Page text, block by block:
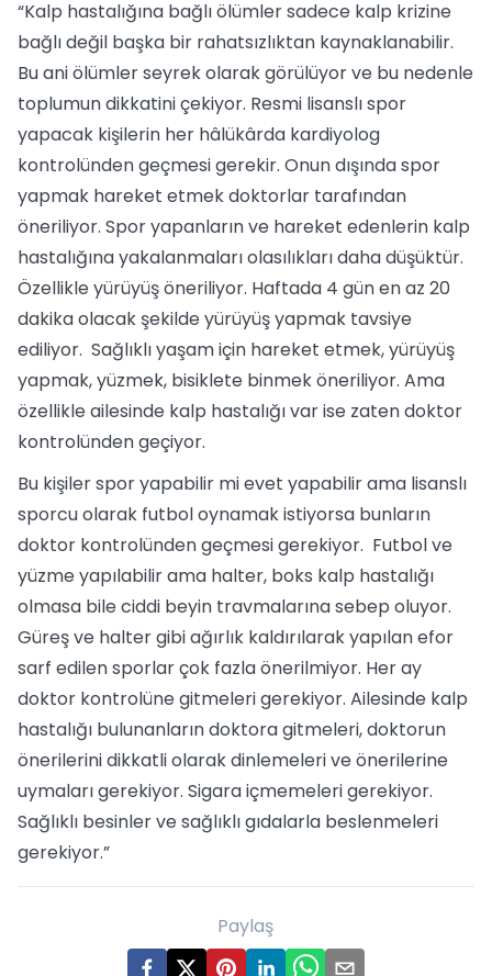
“Kalp hastalığına bağlı ölümler sadece kalp krizine
bağlı değil başka bir rahatsızlıktan kaynaklanabilir.
Bu ani ölümler seyrek olarak görülüyor ve bu nedenle
toplumun dikkatini çekiyor. Resmi lisanslı spor
yapacak kişilerin her hâlükârda kardiyolog
kontrolünden geçmesi gerekir. Onun dışında spor
yapmak hareket etmek doktorlar tarafından
öneriliyor. Spor yapanların ve hareket edenlerin kalp
hastalığına yakalanmaları olasılıkları daha düşüktür.
Özellikle yürüyüş öneriliyor. Haftada 4 gün en az 20
dakika olacak şekilde yürüyüş yapmak tavsiye
ediliyor. Sağlıklı yaşam için hareket etmek, yürüyüş
yapmak, yüzmek, bisiklete binmek öneriliyor. Ama
özellikle ailesinde kalp hastalığı var ise zaten doktor
kontrolünden geçiyor.
Bu kişiler spor yapabilir mi evet yapabilir ama lisanslı
sporcu olarak futbol oynamak istiyorsa bunların
doktor kontrolünden geçmesi gerekiyor. Futbol ve
yüzme yapılabilir ama halter, boks kalp hastalığı
olmasa bile ciddi beyin travmalarına sebep oluyor.
Güreş ve halter gibi ağırlık kaldırılarak yapılan efor
sarf edilen sporlar çok fazla önerilmiyor. Her ay
doktor kontrolüne gitmeleri gerekiyor. Ailesinde kalp
hastalığı bulunanların doktora gitmeleri, doktorun
önerilerini dikkatli olarak dinlemeleri ve önerilerine
uymaları gerekiyor. Sigara içmemeleri gerekiyor.
Sağlıklı besinler ve sağlıklı gıdalarla beslenmeleri
gerekiyor.”
Paylaş